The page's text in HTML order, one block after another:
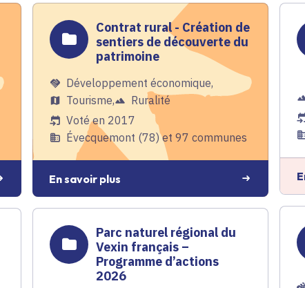
Contrat rural - Création de
sentiers de découverte du
patrimoine
Développement économique,
Tourisme,
Ruralité
Voté en 2017
Évecquemont (78) et 97 communes
En savoir plus
Parc naturel régional du
Vexin français –
Programme d’actions
2026